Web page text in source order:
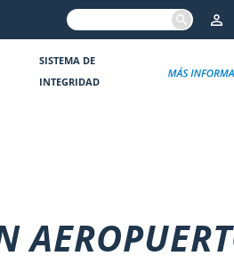
SISTEMA DE
INTEGRIDAD